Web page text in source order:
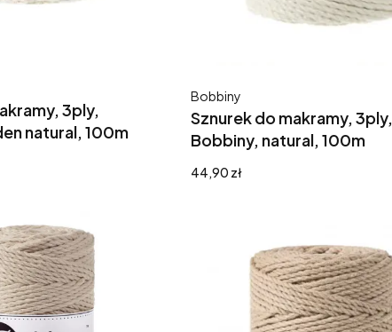
3ply,
natural, 100m
Sznurek do makramy, 3ply,
Bobbiny, natural, 100m
Producent
Bobbiny
Cena
44,90 zł